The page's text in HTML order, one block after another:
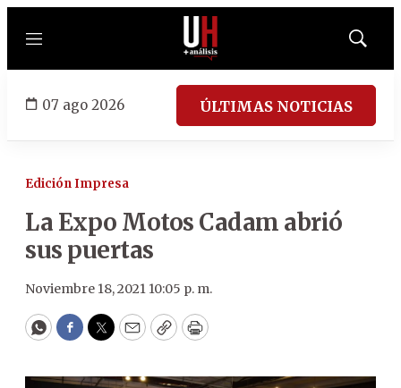
Menú
Mostrar
07 ago 2026 ÚLTIMAS NOTICIAS
Edición Impresa
La Expo Motos Cadam abrió
sus puertas
Noviembre 18, 2021 10:05 p. m.
WhatsApp
Facebook
Twitter
EmailCopyPrint